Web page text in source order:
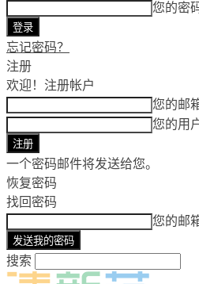
您的密
忘记密码？
注册
欢迎！ 注册帐户
您的邮
您的用
一个密码邮件将发送给您。
恢复密码
找回密码
您的邮
搜索